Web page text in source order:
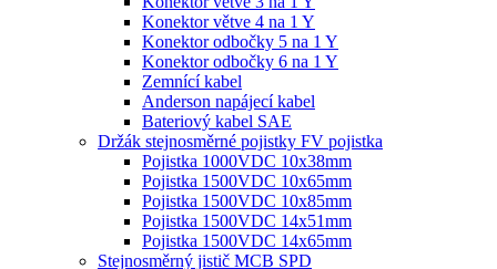
Konektor větve 4 na 1 Y
Konektor odbočky 5 na 1 Y
Konektor odbočky 6 na 1 Y
Zemnící kabel
Anderson napájecí kabel
Bateriový kabel SAE
Držák stejnosměrné pojistky FV pojistka
Pojistka 1000VDC 10x38mm
Pojistka 1500VDC 10x65mm
Pojistka 1500VDC 10x85mm
Pojistka 1500VDC 14x51mm
Pojistka 1500VDC 14x65mm
Stejnosměrný jistič MCB SPD